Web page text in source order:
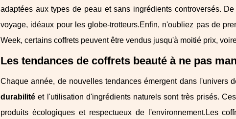
adaptées aux types de peau et sans ingrédients controversés.
voyage, idéaux pour les globe-trotteurs.Enfin, n'oubliez pas de
Week, certains coffrets peuvent être vendus jusqu'à moitié prix,
Les tendances de coffrets beauté à ne pas
Chaque année, de nouvelles tendances émergent dans l'univers
durabilité et l'utilisation d'ingrédients naturels sont très prisés.
produits écologiques et respectueux de l'environnement.Les